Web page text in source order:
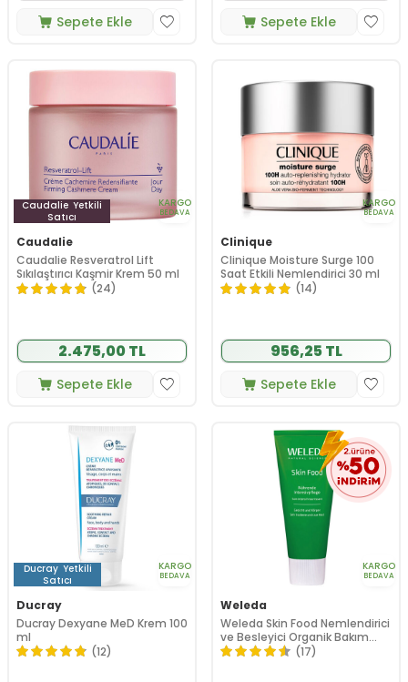
Sepete Ekle Sepete Ekle
Caudalie Yetkili
Satıcı
KARGO
BEDAVA
Caudalie
Caudalie Resveratrol Lift
Sıkılaştırıcı Kaşmir Krem 50 ml
(24)
2.475,00 TL
Sepete Ekle
KARGO
BEDAVA
Clinique
Clinique Moisture Surge 100
Saat Etkili Nemlendirici 30 ml
(14)
956,25 TL
Sepete Ekle
Ducray Yetkili
Satıcı
KARGO
BEDAVA
Ducray
Ducray Dexyane MeD Krem 100
ml
(12)
KARGO
BEDAVA
Weleda
Weleda Skin Food Nemlendirici
ve Besleyici Organik Bakım
Kremi 75ml - Çok Kuru ve Kuru
(17)